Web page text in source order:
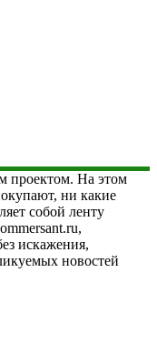
проектом. На этом
ни какие
собой ленту
искажения,
новостей